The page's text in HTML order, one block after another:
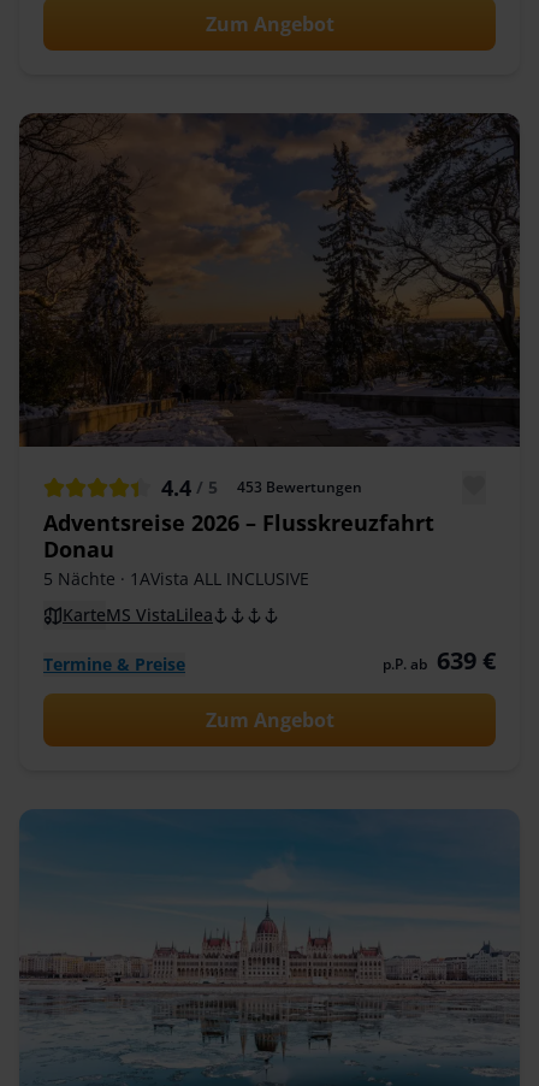
Zum Angebot
4.4 / 5 453 Bewertungen
Adventsreise 2026 – Flusskreuzfahrt
Donau
5 Nächte · 1AVista ALL INCLUSIVE
KarteMS VistaLilea
Termine & Preise p.P. ab 639 €
Zum Angebot